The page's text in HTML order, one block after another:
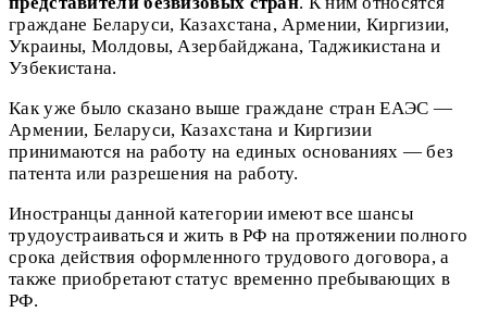
граждане Беларуси, Казахстана, Армении, Киргизии,
Украины, Молдовы, Азербайджана, Таджикистана и
Узбекистана.
Как уже было сказано выше граждане стран ЕАЭС —
Армении, Беларуси, Казахстана и Киргизии
принимаются на работу на единых основаниях — без
патента или разрешения на работу.
Иностранцы данной категории имеют все шансы
трудоустраиваться и жить в РФ на протяжении полного
срока действия оформленного трудового договора, а
также приобретают статус временно пребывающих в
РФ.